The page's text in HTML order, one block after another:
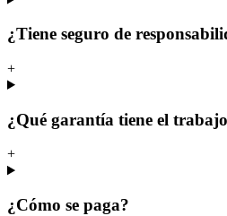
¿Tiene seguro de
+
¿Qué garantía tiene el
+
¿Cómo se paga?